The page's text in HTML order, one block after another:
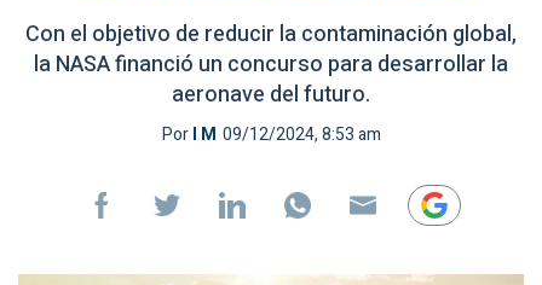
Con el objetivo de reducir la contaminación global,
la NASA financió un concurso para desarrollar la
aeronave del futuro.
PorI M 09/12/2024, 8:53 am